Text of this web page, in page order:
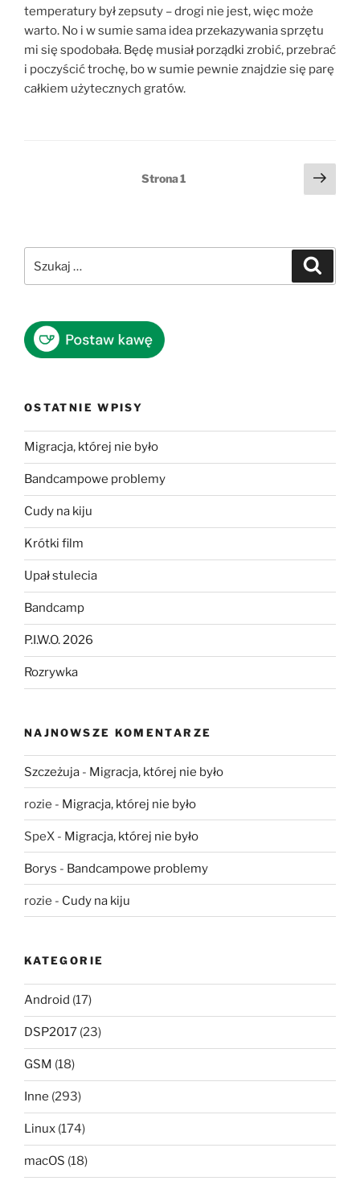
temperatury był zepsuty – drogi nie jest, więc może
warto. No i w sumie sama idea przekazywania sprzętu
mi się spodobała. Będę musiał porządki zrobić, przebrać
i poczyścić trochę, bo w sumie pewnie znajdzie się parę
całkiem użytecznych gratów.
Strona1
OSTATNIE WPISY
Migracja, której nie było
Bandcampowe problemy
Cudy na kiju
Krótki film
Upał stulecia
Bandcamp
P.I.W.O. 2026
Rozrywka
NAJNOWSZE KOMENTARZE
Szczeżuja - Migracja, której nie było
rozie - Migracja, której nie było
SpeX - Migracja, której nie było
Borys - Bandcampowe problemy
rozie - Cudy na kiju
KATEGORIE
Android (17)
DSP2017 (23)
GSM (18)
Inne (293)
Linux (174)
macOS (18)